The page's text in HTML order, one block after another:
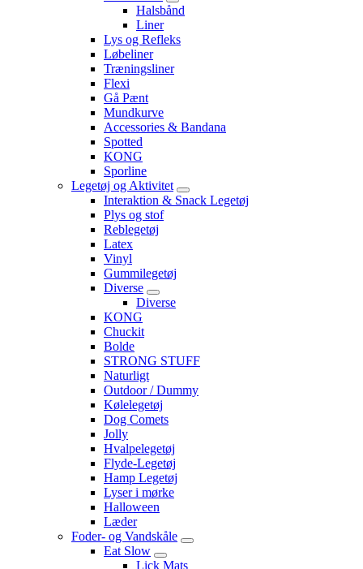
Halsbånd
Liner
Lys og Refleks
Løbeliner
Træningsliner
Flexi
Gå Pænt
Mundkurve
Accessories & Bandana
Spotted
KONG
Sporline
Legetøj og Aktivitet
Interaktion & Snack Legetøj
Plys og stof
Reblegetøj
Latex
Vinyl
Gummilegetøj
Diverse
Diverse
KONG
Chuckit
Bolde
STRONG STUFF
Naturligt
Outdoor / Dummy
Kølelegetøj
Dog Comets
Jolly
Hvalpelegetøj
Flyde-Legetøj
Hamp Legetøj
Lyser i mørke
Halloween
Læder
Foder- og Vandskåle
Eat Slow
Lick Mats